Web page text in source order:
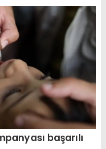
başarılı